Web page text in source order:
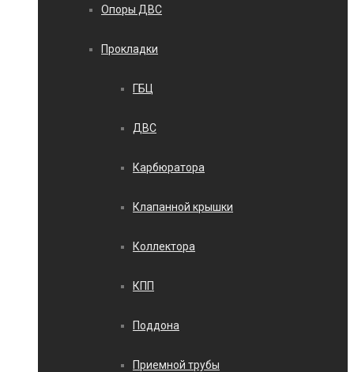
Опоры ДВС
Прокладки
ГБЦ
ДВС
Карбюратора
Клапанной крышки
Коллектора
КПП
Поддона
Приемной трубы